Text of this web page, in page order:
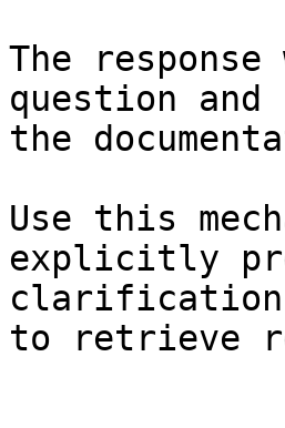
The
question
the
Use this
explicitly
clarification